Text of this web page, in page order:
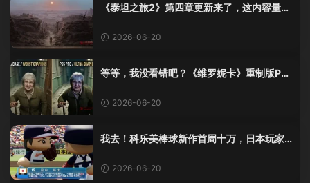
《泰坦之旅2》第四章更新来了，这内容量感
2026-06-20
等等，我没看错吧？《维罗妮卡》重制版PS
2026-06-20
我去！科乐美棒球新作首周十万，日本玩家
2026-06-20